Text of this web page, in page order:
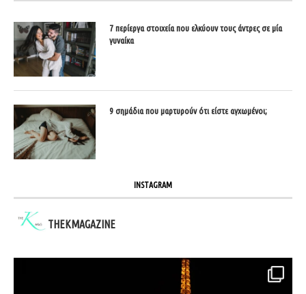
7 περίεργα στοιχεία που ελκύουν τους άντρες σε μία
γυναίκα
9 σημάδια που μαρτυρούν ότι είστε αγχωμένοι;
INSTAGRAM
THEKMAGAZINE